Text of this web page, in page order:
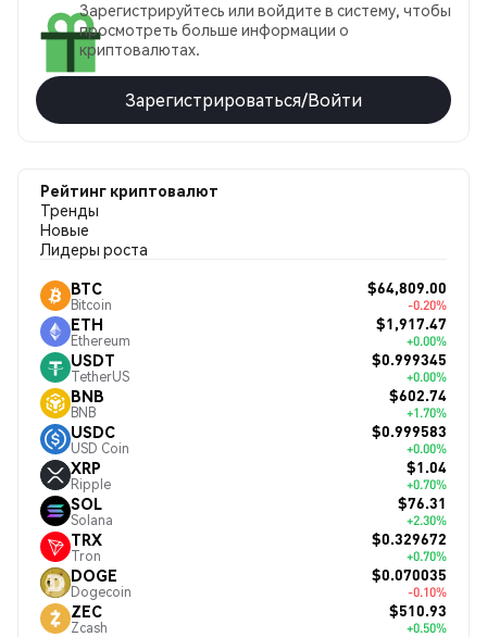
Зарегистрируйтесь или войдите в систему, чтобы
просмотреть больше информации о
криптовалютах.
Зарегистрироваться/Войти
Рейтинг криптовалют
Тренды
Новые
Лидеры роста
BTC
Bitcoin
$64,809.00
-0.20%
ETH
Ethereum
$1,917.47
+0.00%
USDT
TetherUS
$0.999345
+0.00%
BNB
BNB
$602.74
+1.70%
USDC
USD Coin
$0.999583
+0.00%
XRP
Ripple
$1.04
+0.70%
SOL
Solana
$76.31
+2.30%
TRX
Tron
$0.329672
+0.70%
DOGE
Dogecoin
$0.070035
-0.10%
ZEC
Zcash
$510.93
+0.50%